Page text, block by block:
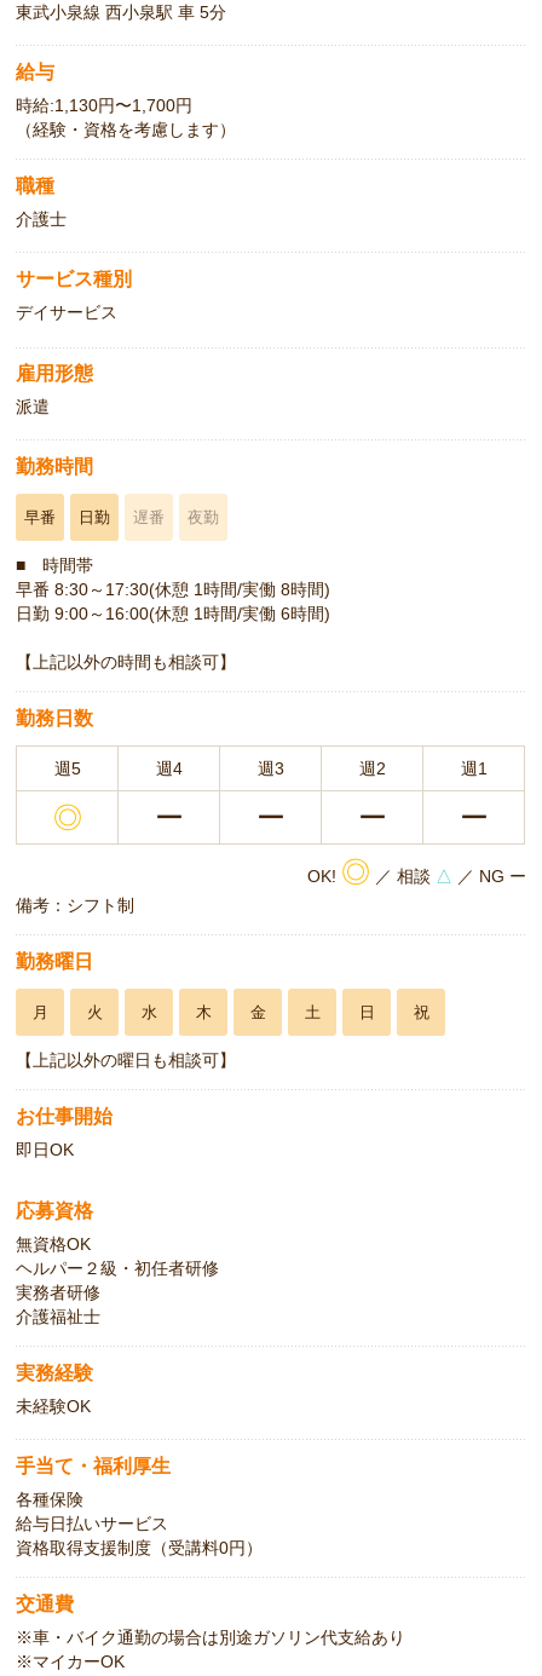
東武小泉線 西小泉駅 車 5分
給与
時給:1,130円〜1,700円
（経験・資格を考慮します）
職種
介護士
サービス種別
デイサービス
雇用形態
派遣
勤務時間
早番 日勤 遅番 夜勤
■ 時間帯
早番 8:30～17:30(休憩 1時間/実働 8時間)
日勤 9:00～16:00(休憩 1時間/実働 6時間)
【上記以外の時間も相談可】
勤務日数
週5 週4 週3 週2 週1
◎ ー ー ー ー
OK! ◎ ／ 相談 △ ／ NG ー
備考：シフト制
勤務曜日
月 火 水 木 金 土 日 祝
【上記以外の曜日も相談可】
お仕事開始
即日OK
応募資格
無資格OK
ヘルパー２級・初任者研修
実務者研修
介護福祉士
実務経験
未経験OK
手当て・福利厚生
各種保険
給与日払いサービス
資格取得支援制度（受講料0円）
交通費
※車・バイク通勤の場合は別途ガソリン代支給あり
※マイカーOK